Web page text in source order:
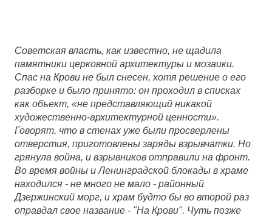
Советская власть, как известно, не щадила
памятники церковной архитектуры и мозаики.
Спас на Крови не был снесен, хотя решение о его
разборке и было принято: он проходил в списках
как объект, «не представляющий никакой
художественно-архитектурной ценности».
Говорят, что в стенах уже были просверлены
отверстия, приготовлены заряды взрывчатки. Но
грянула война, и взрывников отправили на фронт.
Во время войны и Ленинградской блокады в храме
находился - не много не мало - районный
Дзержинский морг, и храм будто бы во второй раз
оправдал свое название - "На Крови". Чуть позже